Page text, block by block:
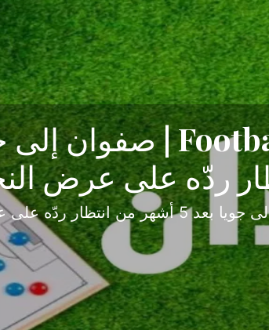
جبل محسن وتنتهي
الدرجة الثانية، نجح الإخاء الأهلي